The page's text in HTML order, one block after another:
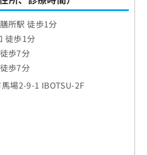
所駅 徒歩1分
徒歩1分
歩7分
歩7分
場2-9-1 IBOTSU-2F